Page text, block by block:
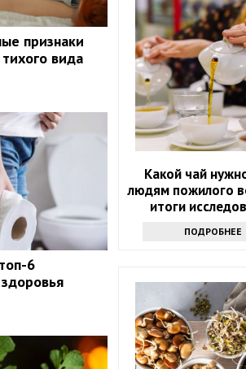
признаки
вида
6
Какой чай
людям пожилого
итоги
ПОДРОБНЕЕ